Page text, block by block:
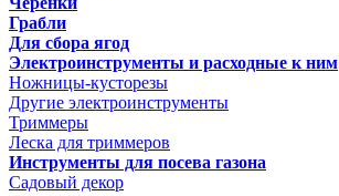
Грабли
Для сбора ягод
Электроинструменты и расходные к ним
Ножницы-кусторезы
Другие электроинструменты
Триммеры
Леска для триммеров
Инструменты для посева газона
Садовый декор